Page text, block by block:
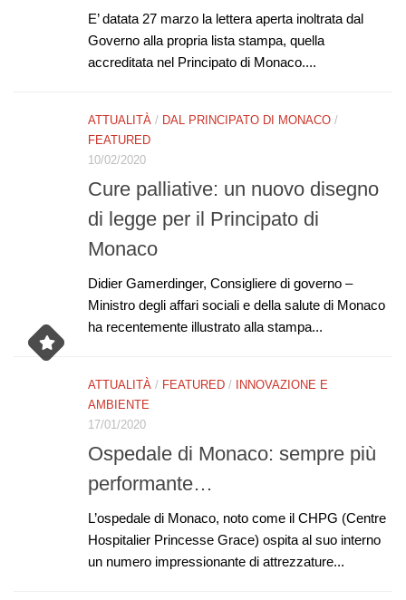
E’ datata 27 marzo la lettera aperta inoltrata dal
Governo alla propria lista stampa, quella
accreditata nel Principato di Monaco....
ATTUALITÀ / DAL PRINCIPATO DI MONACO /
FEATURED
10/02/2020
Cure palliative: un nuovo disegno
di legge per il Principato di
Monaco
Didier Gamerdinger, Consigliere di governo –
Ministro degli affari sociali e della salute di Monaco
ha recentemente illustrato alla stampa...
ATTUALITÀ / FEATURED / INNOVAZIONE E
AMBIENTE
17/01/2020
Ospedale di Monaco: sempre più
performante…
L’ospedale di Monaco, noto come il CHPG (Centre
Hospitalier Princesse Grace) ospita al suo interno
un numero impressionante di attrezzature...